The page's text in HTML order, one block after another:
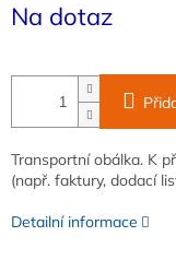
cena:
Na dotaz
Transportní obálka. K
(např. faktury, dodací
Detailní informace